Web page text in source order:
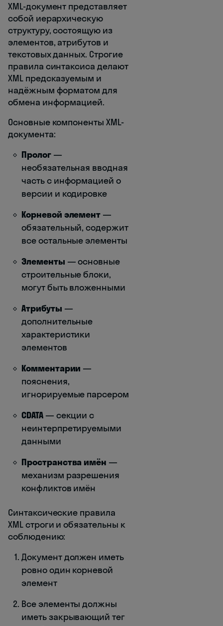
XML-документ представляет
собой иерархическую
структуру, состоящую из
элементов, атрибутов и
текстовых данных. Строгие
правила синтаксиса делают
XML предсказуемым и
надёжным форматом для
обмена информацией.
Основные компоненты XML-
документа:
Пролог—
необязательная вводная
часть с информацией о
версии и кодировке
Корневой элемент —
обязательный, содержит
все остальные элементы
Элементы — основные
строительные блоки,
могут быть вложенными
Атрибуты —
дополнительные
характеристики
элементов
Комментарии —
пояснения,
игнорируемые парсером
CDATA— секции с
неинтерпретируемыми
данными
Пространства имён —
механизм разрешения
конфликтов имён
Синтаксические правила
XML строги и обязательны к
соблюдению:
Документ должен иметь
ровно один корневой
элемент
Все элементы должны
иметь закрывающий тег